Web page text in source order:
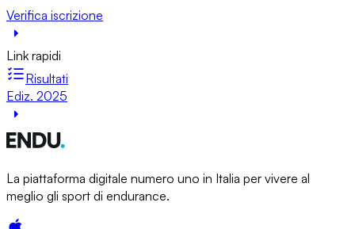
Verifica iscrizione
Link rapidi
Risultati
Ediz. 2025
La piattaforma digitale numero uno in Italia per vivere al
meglio gli sport di endurance.